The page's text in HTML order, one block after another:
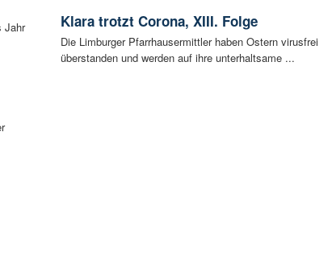
Jahr
Klara trotzt Corona, XIII. Folge
Die Limburger Pfarrhausermittler haben Ostern virusfrei
überstanden und werden auf ihre unterhaltsame ...